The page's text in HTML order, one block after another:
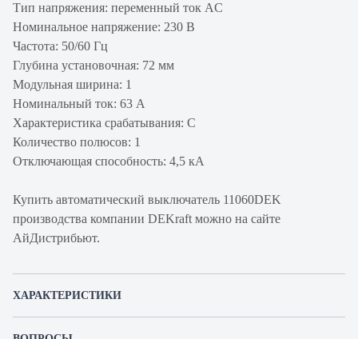
Тип напряжения: переменный ток AC
Номинальное напряжение: 230 В
Частота: 50/60 Гц
Глубина установочная: 72 мм
Модульная ширина: 1
Номинальный ток: 63 А
Характеристика срабатывания: C
Количество полюсов: 1
Отключающая способность: 4,5 кА
Купить автоматический выключатель 11060DEK
производства компании DEKraft можно на сайте
АйДистрибьют.
ХАРАКТЕРИСТИКИ